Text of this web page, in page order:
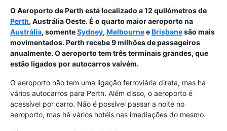
O Aeroporto de Perth está localizado a 12 quilómetros de
Perth, Austrália Oeste. É o quarto maior aeroporto na
Austrália, somenteSydney, MelbourneeBrisbanesão mais
movimentados. Perth recebe 9 milhões de passageiros
anualmente. O aeroporto tem três terminais grandes, que
estão ligados por autocarros vaivém.
O aeroporto não tem uma ligação ferroviária direta, mas há
vários autocarros para Perth. Além disso, o aeroporto é
acessível por carro. Não é possível passar a noite no
aeroporto, mas há vários hotéis nas imediações do mesmo.